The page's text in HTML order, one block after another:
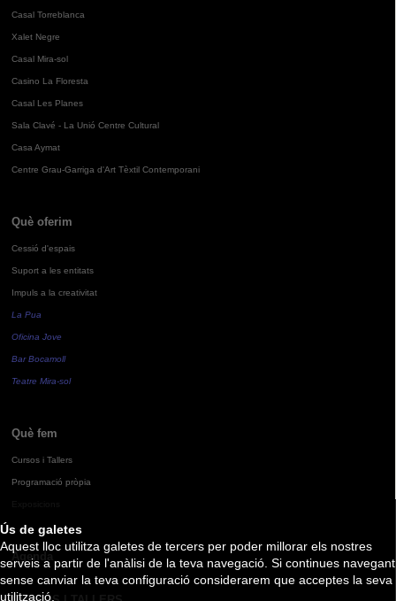
Ús de galetes
Aquest lloc utilitza galetes de tercers per poder millorar els nostres
serveis a partir de l'anàlisi de la teva navegació. Si continues navegant
sense canviar la teva configuració considerarem que acceptes la seva
utilització.
Casal Torreblanca
Xalet Negre
Casal Mira-sol
Casino La Floresta
Casal Les Planes
Sala Clavé - La Unió Centre Cultural
Casa Aymat
Centre Grau-Garriga d'Art Tèxtil Contemporani
Què oferim
Cessió d'espais
Suport a les entitats
Impuls a la creativitat
La Pua
Oficina Jove
Bar Bocamoll
Teatre Mira-sol
Què fem
Cursos i Tallers
Programació pròpia
Agenda